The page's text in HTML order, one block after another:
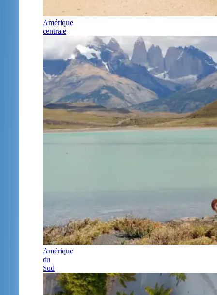
Amérique
centrale
Amérique
du
Sud